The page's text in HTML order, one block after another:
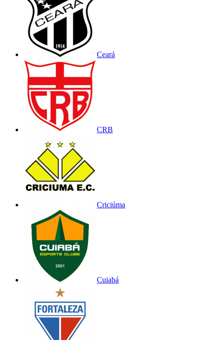
Ceará
CRB
Criciúma
Cuiabá